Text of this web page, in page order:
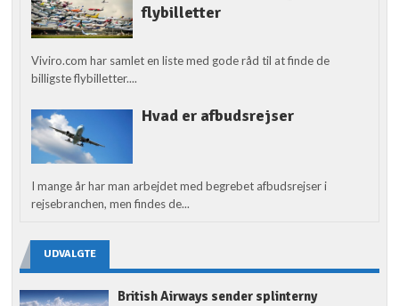
flybilletter
Viviro.com har samlet en liste med gode råd til at finde de
billigste flybilletter....
Hvad er afbudsrejser
I mange år har man arbejdet med begrebet afbudsrejser i
rejsebranchen, men findes de...
UDVALGTE
British Airways sender splinterny